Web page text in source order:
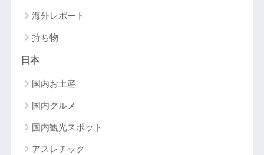
海外レポート
持ち物
日本
国内お土産
国内グルメ
国内観光スポット
アスレチック